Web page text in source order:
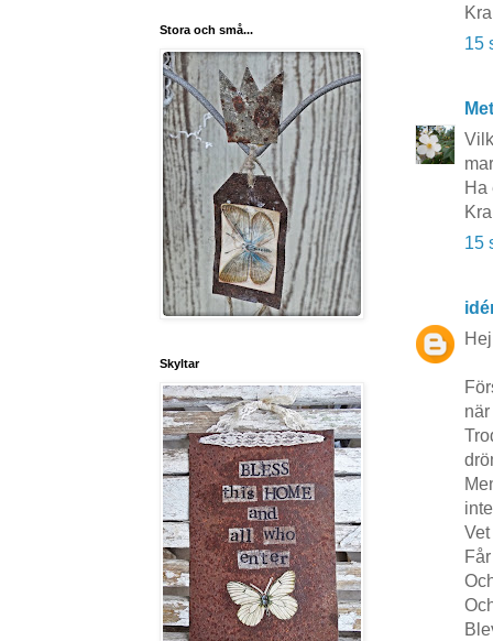
15
Ha
15
Stora och små...
Skyltar